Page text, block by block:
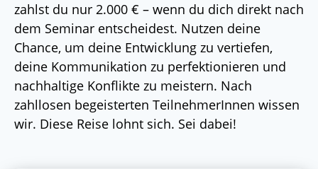
zahlst du nur 2.000 € – wenn du dich direkt nach
dem Seminar entscheidest. Nutzen deine
Chance, um deine Entwicklung zu vertiefen,
deine Kommunikation zu perfektionieren und
nachhaltige Konflikte zu meistern. Nach
zahllosen begeisterten TeilnehmerInnen wissen
wir. Diese Reise lohnt sich. Sei dabei!